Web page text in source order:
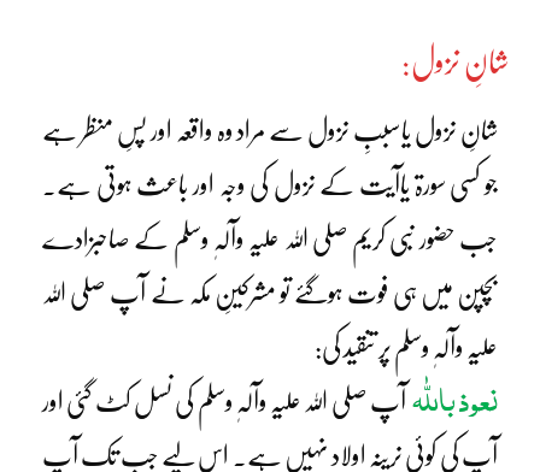
شانِ نزول:
شانِ نزول یاسببِ نزول سے مراد وہ واقعہ اور پسِ منظر ہے
جو کسی سورۃ یاآیت کے نزول کی وجہ اور باعث ہوتی ہے۔
جب حضور نبی کریم صلی اللہ علیہ وآلہٖ وسلم کے صاحبزادے
بچپن میں ہی فوت ہوگئے تو مشرکینِ مکہ نے آپ صلی اللہ
علیہ وآلہٖ وسلم پر تنقید کی:
نعوذ باللّٰہآپ صلی اللہ علیہ وآلہٖ وسلم کی نسل کٹ گئی اور
آپ کی کوئی نرینہ اولاد نہیں ہے۔ اس لیے جب تک آپ